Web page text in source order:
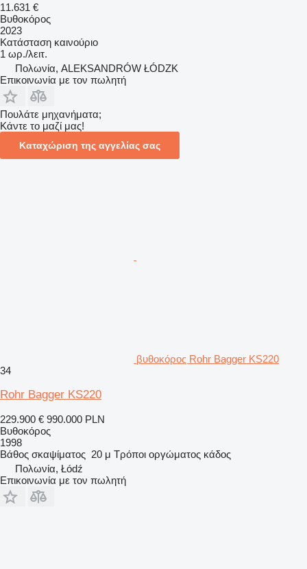
11.631 €
Βυθοκόρος
2023
Κατάσταση καινούριο
1 ωρ./λειτ.
Πολωνία, ALEKSANDRÓW ŁÓDZK
Επικοινωνία με τον πωλητή
Πουλάτε μηχανήματα;
Κάντε το μαζί μας!
Καταχώριση της αγγελίας σας
βυθοκόρος Rohr Bagger KS220
34
Rohr Bagger KS220
229.900 € 990.000 PLN
Βυθοκόρος
1998
Βάθος σκαψίματος 20 μ Τρόποι οργώματος κάδος
Πολωνία, Łódź
Επικοινωνία με τον πωλητή